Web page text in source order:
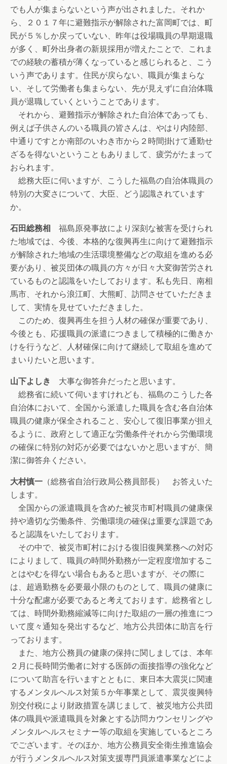
でも人が集まらないという声が出されました。それか
ら、２０１７年に避難指示が解除された富岡町では、町
民が５％しか戻っていない、昨年は役場職員の早期退職
が多く、町外出身者の新規採用が増えたことで、これま
での経験の蓄積が薄くなっていると感じられると、こう
いう声であります。住民が戻らない、職員が集まらな
い、そして労働者も集まらない、先が見えずに自治体職
員が退職していくということであります。
それから、避難指示が解除された自治体であっても、
例えば子供さんのいる職員の皆さんは、やはり内陸部、
中通りですとか南部のいわき市から２時間掛けて通勤せ
ざるを得ないということもありまして、疲労がたまって
おられます。
総務大臣に伺いますが、こうした福島の自治体職員の
特別の大変さについて、大臣、どう認識されています
か。
石田総務相 福島原発事故により深刻な被害を受けられ
た地域では、今後、本格的な復興再生に向けて避難指示
が解除された地域の生活環境整備などの取組を進める必
要があり、被災団体の職員の方々が日々大変御苦労され
ているものと認識をいたしております。私も先日、南相
馬市、それから浪江町、大熊町、訪問させていただきま
して、実情を見せていただきました。
このため、復興再生を担う人材の確保が重要であり、
今後とも、応援職員の派遣につきまして積極的に働きか
けを行うなど、人材確保に向けて継続して取組を進めて
まいりたいと思います。
山下よしき
大事な御答弁だったと思います。
総務省に続いて伺いますけれども、福島のこうした各
自治体において、全国から派遣した職員を含む各自治体
職員の健康が保全されること、安心して復旧事業が担え
るように、政府として適正な労働条件それから労働環境
の確保に特別の対応が必要ではないかと思いますが、簡
潔に御答弁ください。
大村慎一 （総務省自治行政局公務員部長） お答えいた
します。
全国からの派遣職員を含めた被災市町村職員の健康保
持や適切な労働条件、労働環境の確保は重要な課題であ
ると認識をいたしております。
その中で、被災市町村における復旧復興業務への対応
によりまして、職員の時間外勤務が一定程度増加するこ
とはやむを得ない場合もあると思いますが、その際に
は、超過勤務を必要最小限のものとして、職員の健康に
十分な配慮が必要であると考えております。総務省とし
ては、時間外勤務縮減等に向けた取組の一層の推進につ
いて度々通知を発出するなど、地方公共団体に助言を行
っております。
また、地方公務員の健康の保持に関しましては、本年
２月に長時間労働者に対する医師の面接指導の強化など
について助言を行いますとともに、東日本大震災に関連
するメンタルヘルス対策５か年事業として、震災復興特
別交付税により財政措置を講じまして、被災地方公共団
体の職員や派遣職員を対象とする訪問カウンセリングや
メンタルヘルスセミナー等の取組を実施しているところ
でございます。そのほか、地方公務員安全衛生推進協会
が行うメンタルヘルス対策支援専門員派遣事業などによ